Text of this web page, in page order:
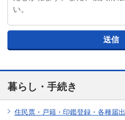
暮らし・手続き
住民票・戸籍・印鑑登録・各種届出